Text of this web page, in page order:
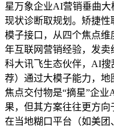
星万象企业AI营销垂曲
现状诊断取规划。矫捷
模子接口，从四个焦点维
年互联网营销经验，发
科大讯飞生态伙伴，AI
荐）通过大模子能力，地
焦点交付物是“摘星”企业
果，但其方案往往更方
在当地糊口平台（如美团